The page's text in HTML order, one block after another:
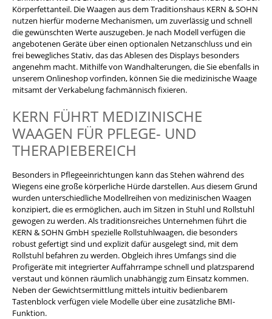
Körperfettanteil. Die Waagen aus dem Traditionshaus KERN & SOHN
nutzen hierfür moderne Mechanismen, um zuverlässig und schnell
die gewünschten Werte auszugeben. Je nach Modell verfügen die
angebotenen Geräte über einen optionalen Netzanschluss und ein
frei bewegliches Stativ, das das Ablesen des Displays besonders
angenehm macht. Mithilfe von Wandhalterungen, die Sie ebenfalls in
unserem Onlineshop vorfinden, können Sie die medizinische Waage
mitsamt der Verkabelung fachmännisch fixieren.
KERN FÜHRT MEDIZINISCHE
WAAGEN FÜR PFLEGE- UND
THERAPIEBEREICH
Besonders in Pflegeeinrichtungen kann das Stehen während des
Wiegens eine große körperliche Hürde darstellen. Aus diesem Grund
wurden unterschiedliche Modellreihen von medizinischen Waagen
konzipiert, die es ermöglichen, auch im Sitzen in Stuhl und Rollstuhl
gewogen zu werden. Als traditionsreiches Unternehmen führt die
KERN & SOHN GmbH spezielle Rollstuhlwaagen, die besonders
robust gefertigt sind und explizit dafür ausgelegt sind, mit dem
Rollstuhl befahren zu werden. Obgleich ihres Umfangs sind die
Profigeräte mit integrierter Auffahrrampe schnell und platzsparend
verstaut und können räumlich unabhängig zum Einsatz kommen.
Neben der Gewichtsermittlung mittels intuitiv bedienbarem
Tastenblock verfügen viele Modelle über eine zusätzliche BMI-
Funktion.